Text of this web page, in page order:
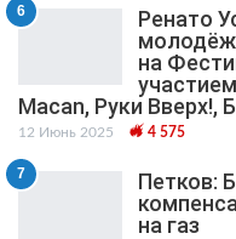
6
Ренато
на
Macan, Руки Вверх!,
12 Июнь 2025 4 575
7
Петков:
на газ